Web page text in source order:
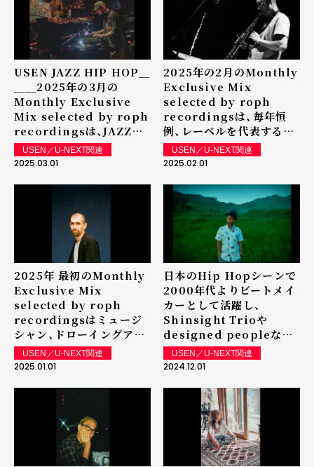
USEN JAZZ HIP HOP＿
＿＿2025年の3月の
Monthly Exclusive
Mix selected by roph
recordingsは、JAZZを
中心に過去の名曲から現行
のJAZZまでをたっぷり詰
Takumiによる
USEN／U-NEXT関連
2025.03.01
2025年の2月のMonthly
Exclusive Mix
selected by roph
recordingsは、毎年恒
例、レーベルを代表する
Uyama Hirotoによる
Exclusive Mixを放送中
HOP
USEN／U-NEXT関連
2025.02.01
2025年 最初のMonthly
Exclusive Mix
selected by roph
recordingsはミュージ
シャン、ドローイングアー
ティストとしても活躍する
Lex (de Kalhex)による
＿＿＿USEN JAZZ HIP
USEN／U-NEXT関連
2025.01.01
日本のHip Hopシーンで
2000年代よりビートメイ
カーとして活躍し、
Shinsight Trioや
designed peopleなど
様々な名義でも活躍してき
たShin-Skiによる
＿＿＿USEN JAZZ HIP
USEN／U-NEXT関連
2024.12.01